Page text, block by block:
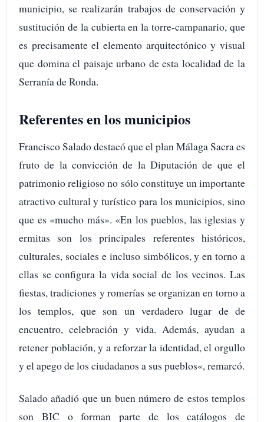
municipio, se realizarán trabajos de conservación y
sustitución de la cubierta en la torre-campanario, que
es precisamente el elemento arquitectónico y visual
que domina el paisaje urbano de esta localidad de la
Serranía de Ronda.
Referentes en los municipios
Francisco Salado destacó que el plan Málaga Sacra es
fruto de la convicción de la Diputación de que el
patrimonio religioso no sólo constituye un importante
atractivo cultural y turístico para los municipios, sino
que es «mucho más». «En los pueblos, las iglesias y
ermitas son los principales referentes históricos,
culturales, sociales e incluso simbólicos, y en torno a
ellas se configura la vida social de los vecinos. Las
fiestas, tradiciones y romerías se organizan en torno a
los templos, que son un verdadero lugar de de
encuentro, celebración y vida. Además, ayudan a
retener población, y a reforzar la identidad, el orgullo
y el apego de los ciudadanos a sus pueblos«, remarcó.
Salado añadió que un buen número de estos templos
son BIC o forman parte de los catálogos de